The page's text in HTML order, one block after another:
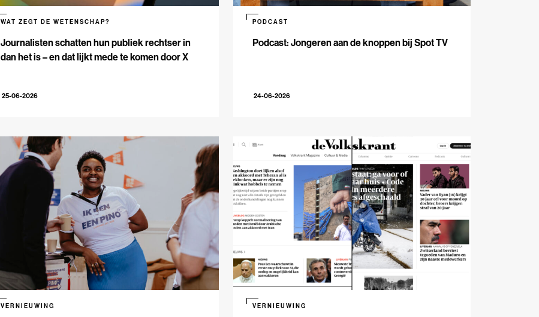
Journalisten schatten hun publiek rechtser in
dan het is – en dat lijkt mede te komen door X
WAT ZEGT DE WETENSCHAP?
25-06-2026
Podcast: Jongeren aan de knoppen bij Spot TV
PODCAST
24-06-2026
VERNIEUWING VERNIEUWING